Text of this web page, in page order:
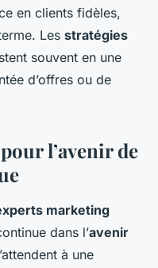
en clients fidèles,
Les stratégies
souvent en une
d’offres ou de
l’avenir de
marketing
dans l’avenir
à une